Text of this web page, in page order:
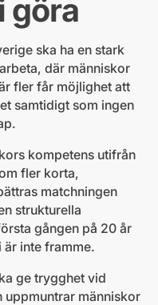
göra
ska ha en stark
där människor
fler får möjlighet att
samtidigt som ingen
kompetens utifrån
fler korta,
matchningen
strukturella
gången på 20 år
är inte framme.
ge trygghet vid
uppmuntrar människor